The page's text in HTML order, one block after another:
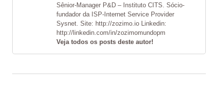
Sênior-Manager P&D – Instituto CITS. Sócio-
fundador da ISP-Internet Service Provider
Sysnet. Site: http://zozimo.io Linkedin:
http://linkedin.com/in/zozimomundopm
Veja todos os posts deste autor!